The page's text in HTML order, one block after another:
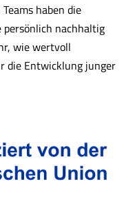
haben die
nachhaltig
wie wertvoll
die Entwicklung junger